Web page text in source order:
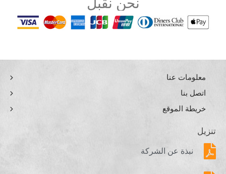
نحن نقبل
معلومات عنا
اتصل بنا
خريطة الموقع
تنزيل
نبذة عن الشركة